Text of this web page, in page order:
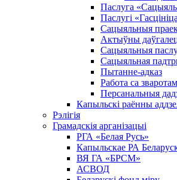
Паслуга
Паслугі
Сацыяльныя
Актыўны
Сацыяльныя
Сацыяльная
Пытанне-адказ
Работа са
Персанальныя
Капыльскі раённы
Рэлігія
Грамадскія арганізацыі
РГА «Белая Русь»
Капыльскае РА
ВЯ ГА «БРСМ»
АСВОД